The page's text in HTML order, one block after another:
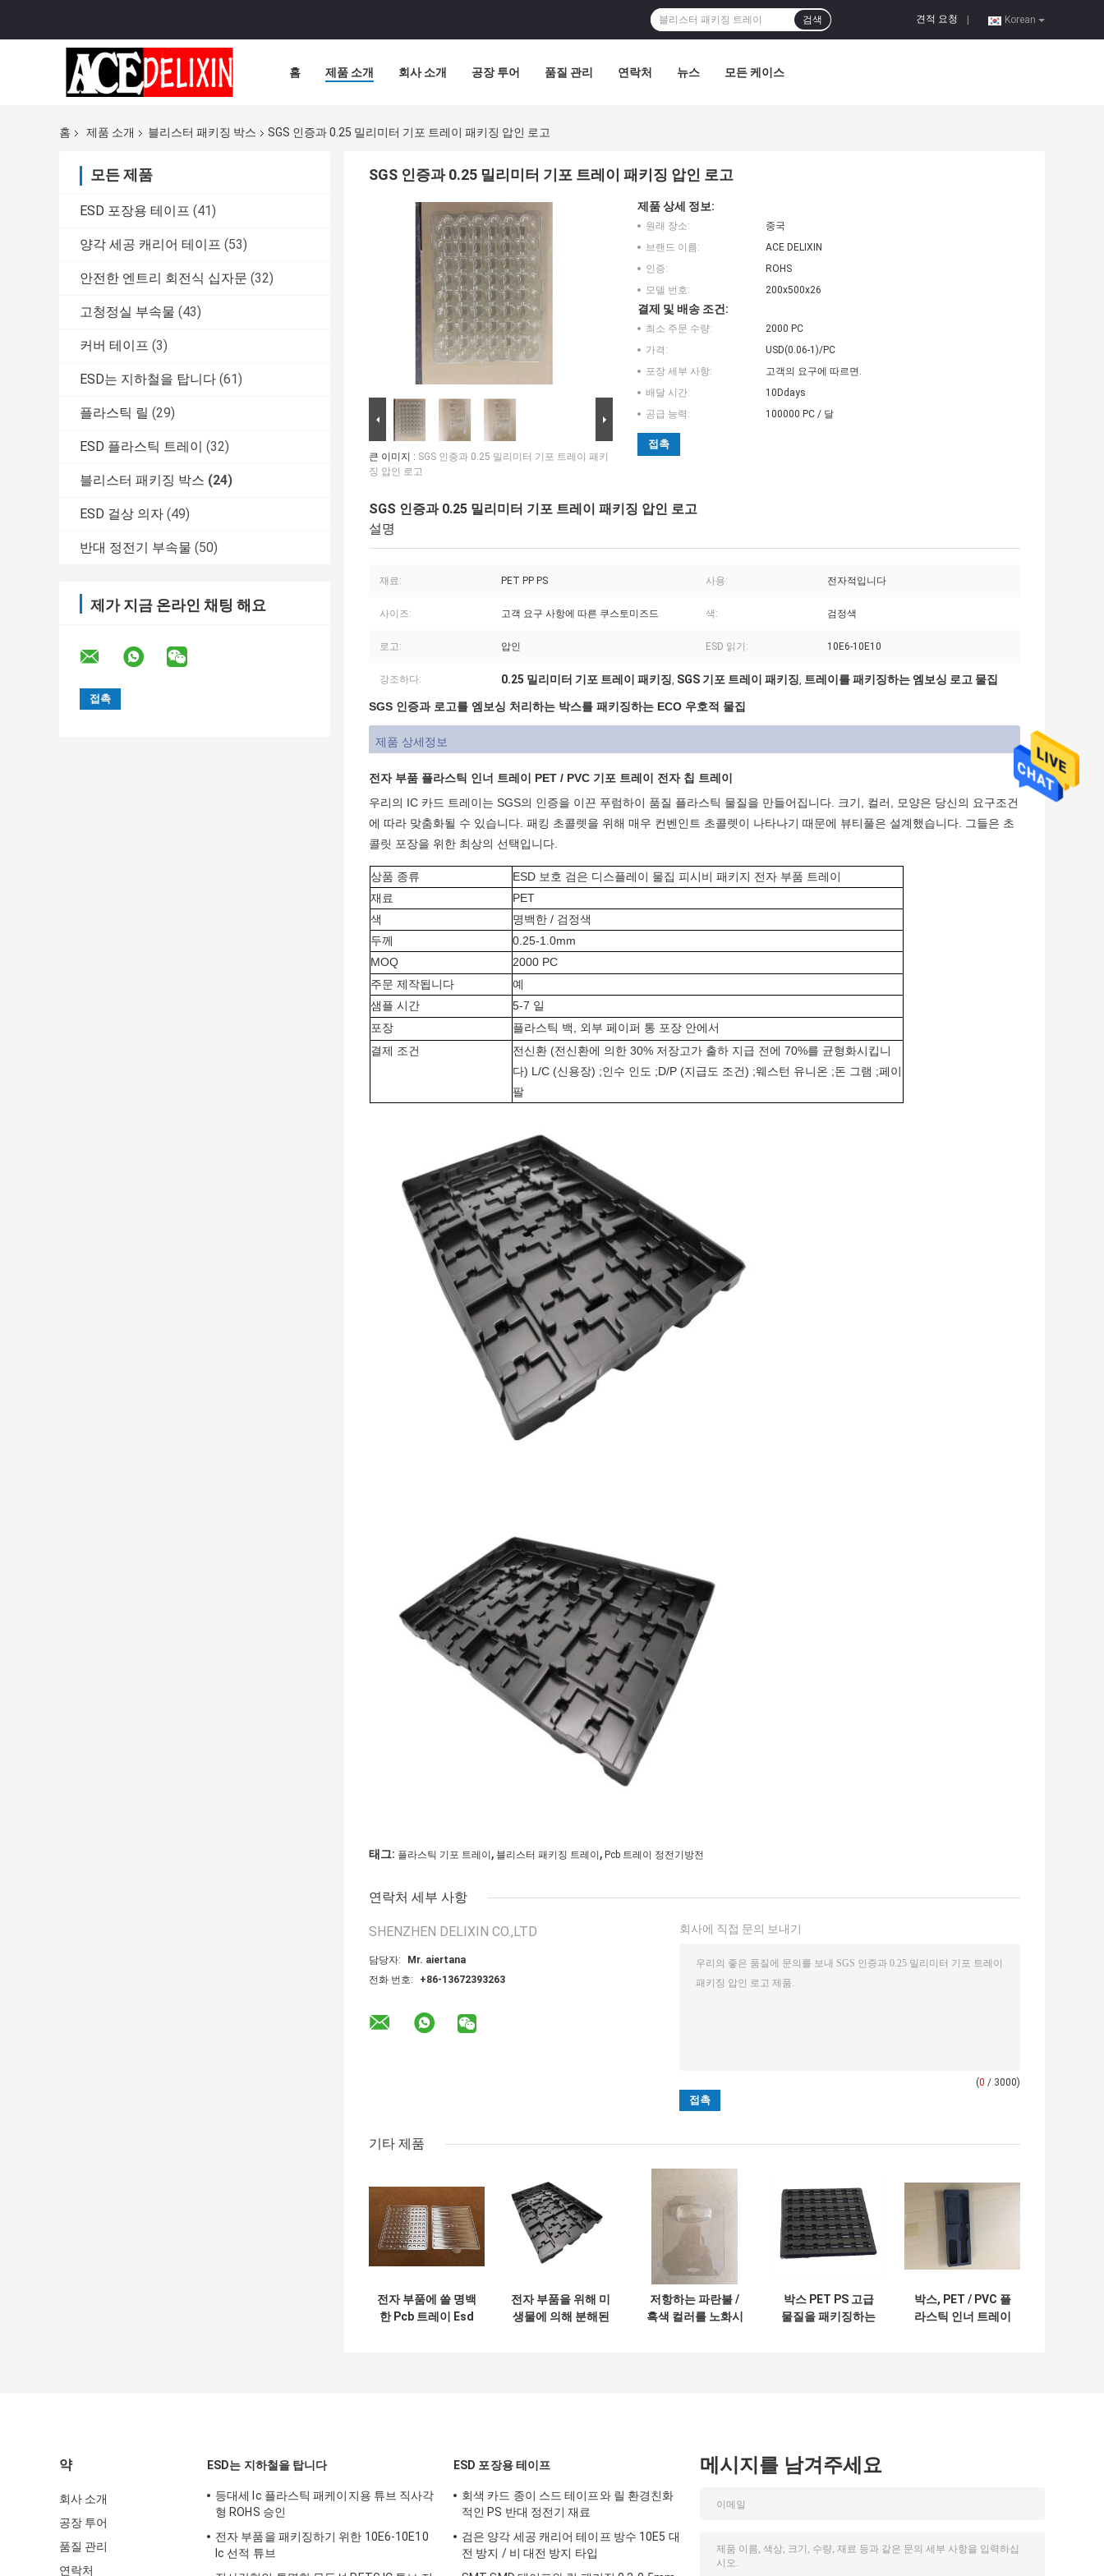
Korean
견적 요청
검색
홈 제품 소개 회사 소개 공장 투어 품질 관리 연락처 뉴스 모든 케이스
홈 제품 소개 블리스터 패키징 박스 SGS 인증과 0.25 밀리미터 기포 트레이 패키징 압인 로고
모든 제품
ESD 포장용 테이프 (41)
양각 세공 캐리어 테이프 (53)
안전한 엔트리 회전식 십자문 (32)
고청정실 부속물 (43)
커버 테이프 (3)
ESD는 지하철을 탑니다 (61)
플라스틱 릴 (29)
ESD 플라스틱 트레이 (32)
블리스터 패키징 박스 (24)
ESD 걸상 의자 (49)
반대 정전기 부속물 (50)
제가 지금 온라인 채팅 해요
SGS 인증과 0.25 밀리미터 기포 트레이 패키징 압인 로고
큰 이미지 : SGS 인증과 0.25 밀리미터 기포 트레이 패키
징 압인 로고
제품 상세 정보:
원래 장소:
중국
브랜드 이름:
ACE DELIXIN
인증:
ROHS
모델 번호:
200x500x26
결제 및 배송 조건:
최소 주문 수량:
2000 PC
가격:
USD(0.06-1)/PC
포장 세부 사항:
고객의 요구에 따르면.
배달 시간:
10Ddays
공급 능력:
100000 PC / 달
접촉
SGS 인증과 0.25 밀리미터 기포 트레이 패키징 압인 로고
설명
재료: PET PP PS 사용: 전자적입니다
사이즈: 고객 요구 사항에 따른 쿠스토미즈드 색: 검정색
로고: 압인 ESD 읽기: 10E6-10E10
강조하다: 0.25 밀리미터 기포 트레이 패키징, SGS 기포 트레이 패키징, 트레이를 패키징하는 엠보싱 로고 물집
SGS 인증과 로고를 엠보싱 처리하는 박스를 패키징하는 ECO 우호적 물집
제품 상세정보
전자 부품 플라스틱 인너 트레이 PET / PVC 기포 트레이 전자 칩 트레이
우리의 IC 카드 트레이는 SGS의 인증을 이끈 푸럼하이 품질 플라스틱 물질을 만들어집니다. 크기, 컬러, 모양은 당신의 요구조건
에 따라 맞춤화될 수 있습니다. 패킹 초콜렛을 위해 매우 컨벤인트 초콜렛이 나타나기 때문에 뷰티풀은 설계했습니다. 그들은 초
콜릿 포장을 위한 최상의 선택입니다.
상품 종류
ESD 보호 검은 디스플레이 물집 피시비 패키지 전자 부품 트레이
재료
PET
색
명백한 / 검정색
두께
0.25-1.0mm
MOQ
2000 PC
주문 제작됩니다
예
샘플 시간
5-7 일
포장
플라스틱 백, 외부 페이퍼 통 포장 안에서
결제 조건
전신환 (전신환에 의한 30% 저장고가 출하 지급 전에 70%를 균형화시킵니
다) L/C (신용장) ;인수 인도 ;D/P (지급도 조건) ;웨스턴 유니온 ;돈 그램 ;페이
팔
태그: 플라스틱 기포 트레이 , 블리스터 패키징 트레이 , Pcb 트레이 정전기방전
연락처 세부 사항
SHENZHEN DELIXIN CO.,LTD
담당자:
Mr. aiertana
전화 번호:
+86-13672393263
회사에 직접 문의 보내기
(0 / 3000)
기타 제품
전자 부품에 쓸 명백
한 Pcb 트레이 Esd
전자 부품을 위해 미
생물에 의해 분해된
저항하는 파란불 /
흑색 컬러를 노화시
박스 PET PS 고급
물질을 패키징하는
박스, PET / PVC 플
라스틱 인너 트레이
약
회사 소개
공장 투어
품질 관리
연락처
ESD는 지하철을 탑니다
등대세 Ic 플라스틱 패케이지용 튜브 직사각
형 ROHS 승인
전자 부품을 패키징하기 위한 10E6-10E10
Ic 선적 튜브
ESD 포장용 테이프
회색 카드 종이 스드 테이프와 릴 환경친화
적인 PS 반대 정전기 재료
검은 양각 세공 캐리어 테이프 방수 10E5 대
전 방지 / 비 대전 방지 타입
메시지를 남겨주세요